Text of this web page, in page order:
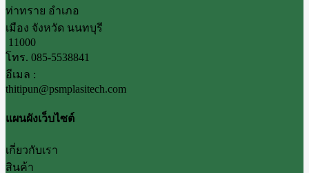
ท่าทราย อำเภอ
เมือง จังหวัด นนทบุรี
11000
โทร. 085-5538841
อีเมล :
thitipun@psmplasitech.com
แผนผังเว็บไซต์
เกี่ยวกับเรา
สินค้า